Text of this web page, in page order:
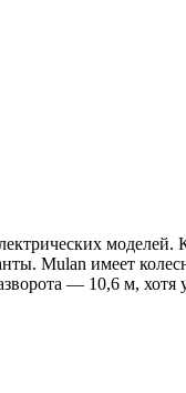
Mulan имеет
— 10,6 м,